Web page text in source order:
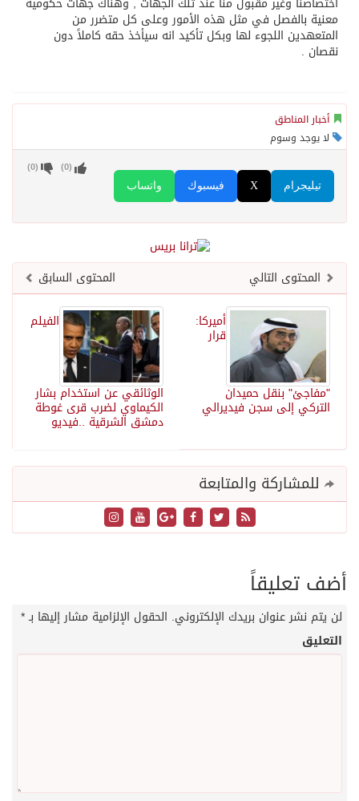
معنية بالفصل في مثل هذه الأمور وعلى كل متضرر من
المتعهدين اللجوء لها وبكل تأكيد انه سيأخذ حقه كاملاً دون
نقصان .
أخبار المناطق
لا يوجد وسوم
واتساب فيسبوك X تيليجرام
(
0
) (
0
)
المحتوى السابق
المحتوى التالي
الفيلم
الوثائقي عن استخدام بشار
الكيماوي لضرب قرى غوطة
دمشق الشرقية ..فيديو
أميركا:
قرار
"مفاجئ" بنقل حميدان
التركي إلى سجن فيديرالي
للمشاركة والمتابعة
أضف تعليقاً
لن يتم نشر عنوان بريدك الإلكتروني. الحقول الإلزامية مشار إليها بـ*
التعليق